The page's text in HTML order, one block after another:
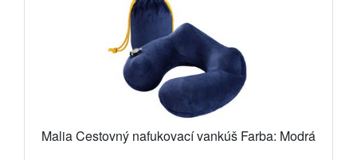
Malia Cestovný nafukovací vankúš Farba: Modrá